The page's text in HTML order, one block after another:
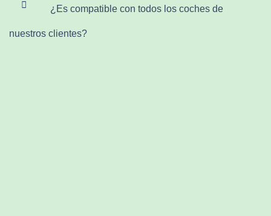
¿Es compatible con todos los coches de
nuestros clientes?